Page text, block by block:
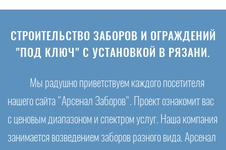
СТРОИТЕЛЬСТВО ЗАБОРОВ И ОГРАЖДЕНИЙ
"ПОД КЛЮЧ" С УСТАНОВКОЙ В РЯЗАНИ.
Мы радушно приветствуем каждого посетителя
нашего сайта "Арсенал Заборов". Проект ознакомит вас
с ценовым диапазоном и спектром услуг. Наша компания
занимается возведением заборов разного вида. Арсенал